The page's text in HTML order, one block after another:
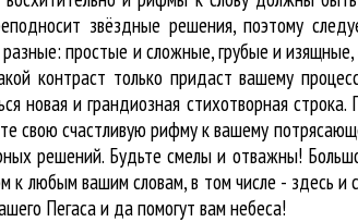
звёздные решения, поэтому
простые и сложные, грубые и
контраст только придаст вашему
новая и грандиозная стихотворная
свою счастливую рифму к вашему
решений. Будьте смелы и отважны!
к любым вашим словам, в том числе - здесь и
Пегаса и да помогут вам небеса!